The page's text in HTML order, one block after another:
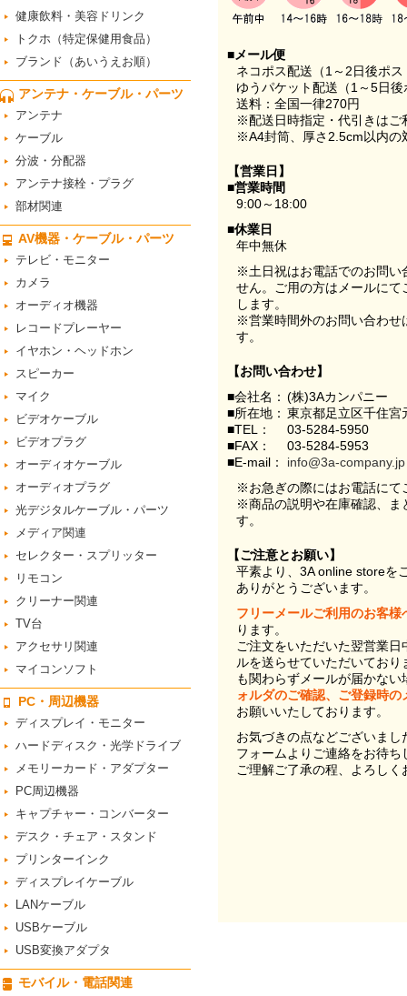
■メール便
ネコポス配送（1～2日後ポ
ゆうパケット配送（1～5日
送料：全国一律270円
※配送日時指定・代引きはご
※A4封筒、厚さ2.5cm以内の
【営業日】
■営業時間
9:00～18:00
■休業日
年中無休
※土日祝はお電話でのお問い
せん。ご用の方はメールに
します。
※営業時間外のお問い合わせ
す。
【お問い合わせ】
■会社名： (株)3Aカンパニー
■所在地： 東京都足立区千住
■TEL：
03-5284-5950
■FAX：
03-5284-5953
■E-mail：
info@3a-company.jp
※お急ぎの際にはお電話にて
※商品の説明や在庫確認、ま
す。
【ご注意とお願い】
平素より、3A online storeを
ありがとうございます。
フリーメールご利用のお客様
ります。
ご注文をいただいた翌営業
ルを送らせていただいてお
も関わらずメールが届かない
ォルダのご確認、ご登録時
お願いいたしております。
お気づきの点などございま
フォームよりご連絡をお待ち
ご理解ご了承の程、よろし
健康飲料・美容ドリンク
トクホ（特定保健用食品）
ブランド（あいうえお順）
アンテナ・ケーブル・パーツ
アンテナ
ケーブル
分波・分配器
アンテナ接栓・プラグ
部材関連
AV機器・ケーブル・パーツ
テレビ・モニター
カメラ
オーディオ機器
レコードプレーヤー
イヤホン・ヘッドホン
スピーカー
マイク
ビデオケーブル
ビデオプラグ
オーディオケーブル
オーディオプラグ
光デジタルケーブル・パーツ
メディア関連
セレクター・スプリッター
リモコン
クリーナー関連
TV台
アクセサリ関連
マイコンソフト
PC・周辺機器
ディスプレイ・モニター
ハードディスク・光学ドライブ
メモリーカード・アダプター
PC周辺機器
キャプチャー・コンバーター
デスク・チェア・スタンド
プリンターインク
ディスプレイケーブル
LANケーブル
USBケーブル
USB変換アダプタ
モバイル・電話関連